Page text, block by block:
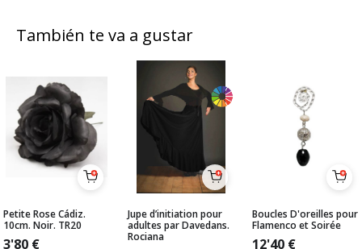
También te va a gustar
Petite Rose Cádiz.
10cm. Noir. TR20
3'80 €
Jupe d’initiation pour
adultes par Davedans.
Rociana
Boucles D'oreilles pour
Flamenco et Soirée
12'40 €